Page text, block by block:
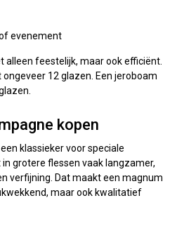
evenement
alleen feestelijk, maar ook efficiënt.
12 glazen. Een jeroboam
kopen
klassieker voor speciale
grotere flessen vaak langzamer,
verfijning. Dat maakt een magnum
maar ook kwalitatief